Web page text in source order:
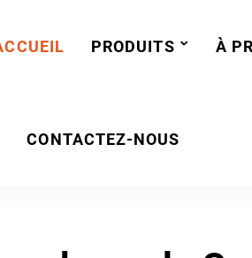
PRODUITS À
CONTACTEZ-NOUS